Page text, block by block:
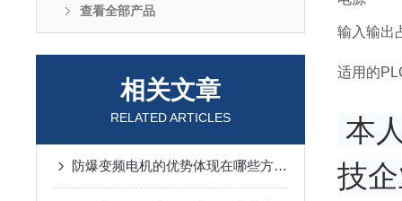
查看全部产品
相关文章
RELATED ARTICLES
防爆变频电机的优势体现在哪些方面？
输入输出
适用的
本
技